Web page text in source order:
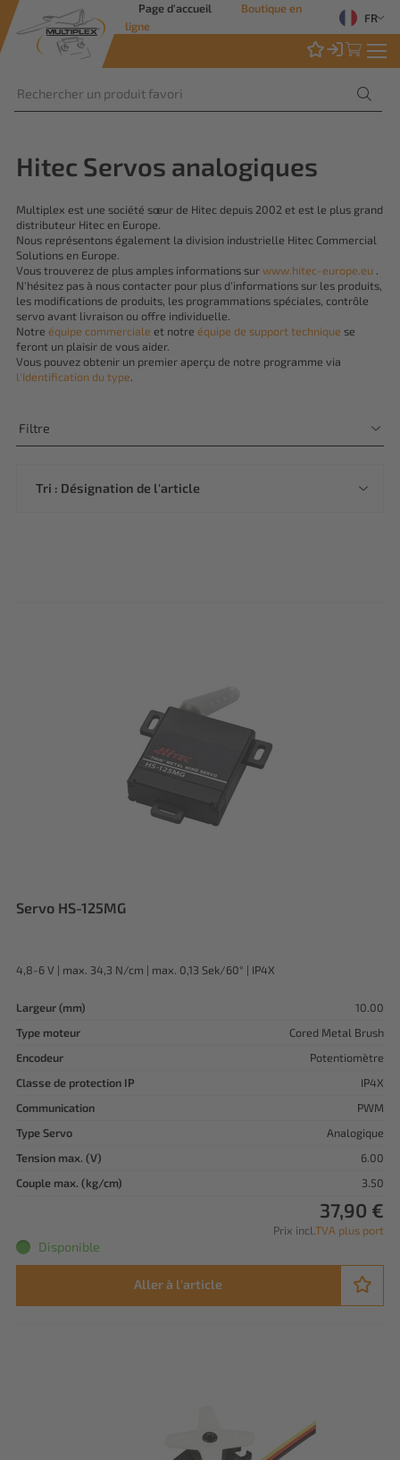
Page d'accueil
Boutique en
ligne
FR
Hitec Servos analogiques
Multiplex est une société sœur de Hitec depuis 2002 et est le plus grand
distributeur Hitec en Europe.
Nous représentons également la division industrielle Hitec Commercial
Solutions en Europe.
Vous trouverez de plus amples informations surwww.hitec-europe.eu .
N'hésitez pas à nous contacter pour plus d'informations sur les produits,
les modifications de produits, les programmations spéciales, contrôle
servo avant livraison ou offre individuelle.
Notre équipe commerciale et notre équipe de support technique se
feront un plaisir de vous aider.
Vous pouvez obtenir un premier aperçu de notre programme via
l'Identification du type.
Filtre
Servo HS-125MG
4,8-6 V | max. 34,3 N/cm | max. 0,13 Sek/60° | IP4X
Largeur (mm)
10.00
Type moteur
Cored Metal Brush
Encodeur
Potentiomètre
Classe de protection IP
IP4X
Communication
PWM
Type Servo
Analogique
Tension max. (V)
6.00
Couple max. (kg/cm)
3.50
37,90 €
Prix incl. TVA plus port
Disponible
Aller à l'article